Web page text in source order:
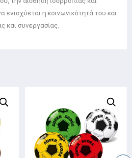
η κοινωνικότητά του και
και συνεργασίας.